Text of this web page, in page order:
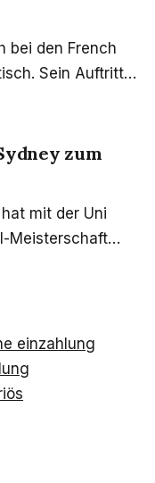
bei den French
Sein Auftritt
zum
mit der Uni
Meisterschaft
einzahlung